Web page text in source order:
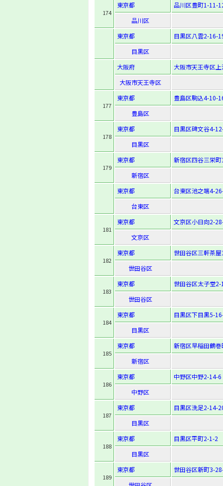
174
東京都
品川区豊町1-11-
品川区
東京都
目黒区八雲2-16-
目黒区
大阪府
大阪市天王寺区
大阪市天王寺区
177
東京都
豊島区駒込4-10-
豊島区
178
東京都
目黒区碑文谷4-
目黒区
179
東京都
新宿区四谷三栄
新宿区
東京都
台東区池之端4-
台東区
181
東京都
文京区小日向2-
文京区
182
東京都
世田谷区三軒茶
世田谷区
183
東京都
世田谷区太子堂
世田谷区
184
東京都
目黒区下目黒5-
目黒区
185
東京都
新宿区早稲田鶴
新宿区
186
東京都
中野区中野2-14-6
中野区
187
東京都
目黒区洗足2-14-
目黒区
188
東京都
目黒区平町2-1-2
目黒区
189
東京都
世田谷区新町3-